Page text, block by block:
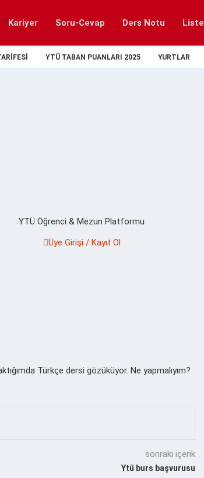
Kariyer Soru-Cevap Ders Notu Liste
YTÜ TABAN PUANLARI 2025 YURTLAR
YTÜ Öğrenci & Mezun Platformu
Üye Girişi / Kayıt Ol
Türkçe dersi gözüküyor. Ne yapmalıyım?
sonraki içerik
Ytü burs başvurusu